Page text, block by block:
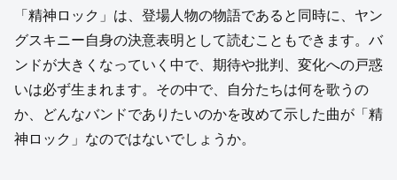
「精神ロック」は、登場人物の物語であると同時に、ヤン
グスキニー自身の決意表明として読むこともできます。バ
ンドが大きくなっていく中で、期待や批判、変化への戸惑
いは必ず生まれます。その中で、自分たちは何を歌うの
か、どんなバンドでありたいのかを改めて示した曲が「精
神ロック」なのではないでしょうか。